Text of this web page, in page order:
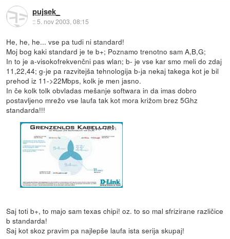
pujsek_
::5. nov 2003, 08:15
He, he, he... vse pa tudi ni standard!
Moj bog kaki standard je te b+; Poznamo trenotno sam A,B,G;
In to je a-visokofrekvenčni pas wlan; b- je vse kar smo meli do zdaj
11,22,44; g-je pa razvitejša tehnologija b-ja nekaj takega kot je bil
prehod iz 11->22Mbps, kolk je men jasno.
In če kolk tolk obvladas mešanje softwara in da imas dobro
postavljeno mrežo vse laufa tak kot mora križom brez 5Ghz
standarda!!!
Saj toti b+, to majo sam texas chipi! oz. to so mal sfrizirane različice
b standarda!
Saj kot skoz pravim pa najlepše laufa ista serija skupaj!